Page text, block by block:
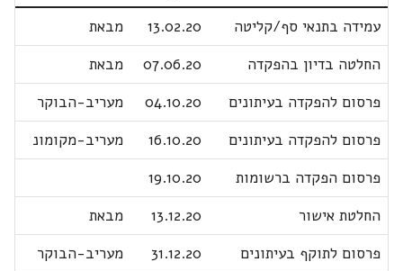
עמידה בתנאי סף/קליטה
13.02.20
מבאת
החלטה בדיון בהפקדה
07.06.20
מבאת
פרסום להפקדה בעיתונים
04.10.20
מעריב-הבוקר
פרסום להפקדה בעיתונים
16.10.20
מעריב-מקומונ
פרסום הפקדה ברשומות
19.10.20
החלטת אישור
13.12.20
מבאת
פרסום לתוקף בעיתונים
31.12.20
מעריב-הבוקר